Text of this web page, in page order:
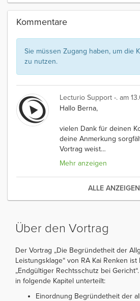
Kommentare
Sie müssen Zugang haben, um die
zu nutzen.
Lecturio Support -. am
Hallo Berna,
vielen Dank für deinen
deine Anmerkung
Vortrag weist…
Mehr anzeigen
ALLE ANZEIGEN
Über den Vortrag
Der Vortrag „Die Begründetheit der
Leistungsklage“ von RA Kai Renken
„Endgültiger Rechtsschutz bei
in folgende Kapitel unterteilt:
Einordnung Begründetheit der